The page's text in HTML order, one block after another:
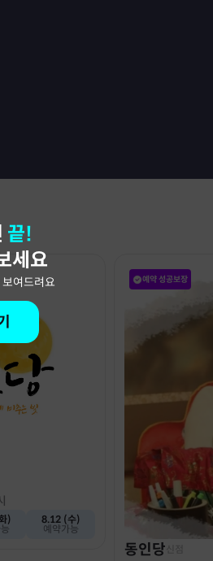
끝!
세요
여드려요
)
8.12 (수)
예약가능
예약 성공보장
동인당